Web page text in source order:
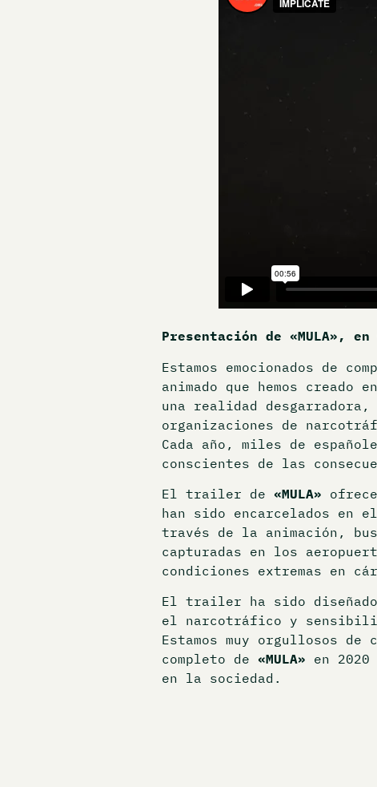
Presentación de «MULA»,
Estamos emocionados de
animado que hemos
una realidad
organizaciones de
Cada año, miles de
conscientes de las
El trailer de «MULA»
han sido encarcelados en
través de la animación,
capturadas en los
condiciones extremas en
El trailer ha sido diseñado
el narcotráfico y
Estamos muy orgullosos
completo de «MULA» en
en la sociedad.